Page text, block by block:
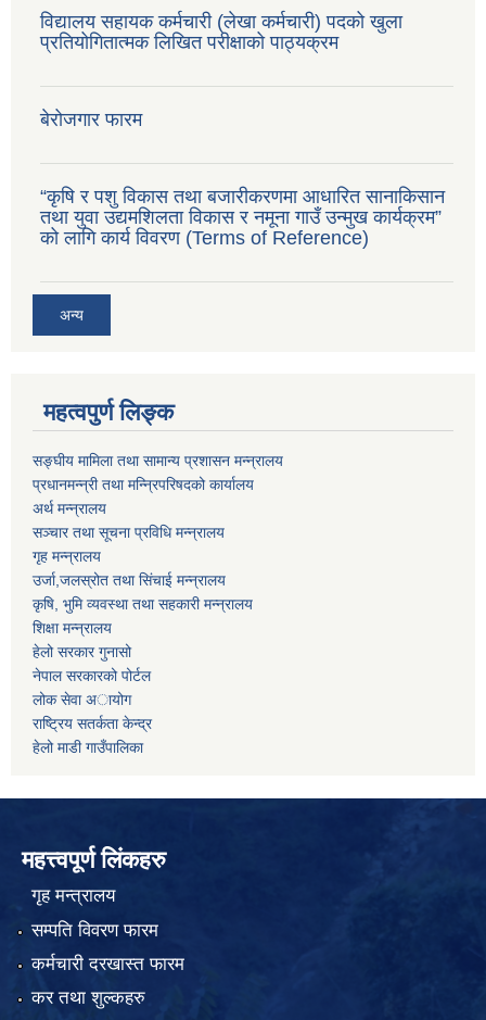
विद्यालय सहायक कर्मचारी (लेखा कर्मचारी) पदको खुला
प्रतियोगितात्मक लिखित परीक्षाको पाठ्यक्रम
बेरोजगार फारम
“कृषि र पशु विकास तथा बजारीकरणमा आधारित सानाकिसान
तथा युवा उद्यमशिलता विकास र नमूना गाउँ उन्मुख कार्यक्रम”
को लागि कार्य विवरण (Terms of Reference)
अन्य
महत्वपुर्ण लिङ्क
सङ्घीय मामिला तथा सामान्य प्रशासन मन्न्रालय
प्रधानमन्न्री तथा मन्न्रिपरिषदको कार्यालय
अर्थ मन्न्रालय
सञ्चार तथा सूचना प्रविधि मन्न्रालय
गृह मन्न्रालय
उर्जा,जलस्रोत तथा सिंचाई मन्न्रालय
कृषि, भुमि व्यवस्था तथा सहकारी मन्न्रालय
शिक्षा मन्न्रालय
हेलो सरकार गुनासो
नेपाल सरकारको पोर्टल
लोक सेवा अायोग
राष्ट्रिय सतर्कता केन्द्र
हेलो माडी गाउँपालिका
महत्त्वपूर्ण लिंकहरु
गृह मन्त्रालय
सम्पति विवरण फारम
कर्मचारी दरखास्त फारम
कर तथा शुल्कहरु